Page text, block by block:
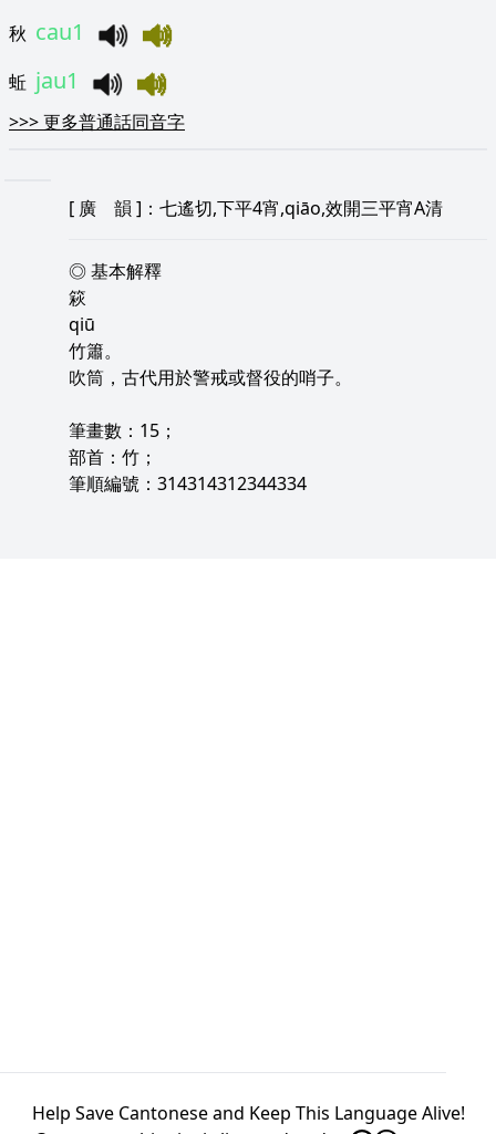
秋 cau1
蚯 jau1
>>>更多普通話同音字
[ 廣 韻 ]：七遙切,下平4宵,qiāo,效開三平宵A清
◎ 基本解釋
篍
qiū
竹簫。
吹筒，古代用於警戒或督役的哨子。
筆畫數：15；
部首：竹；
筆順編號：314314312344334
Help Save Cantonese and Keep This Language Alive!